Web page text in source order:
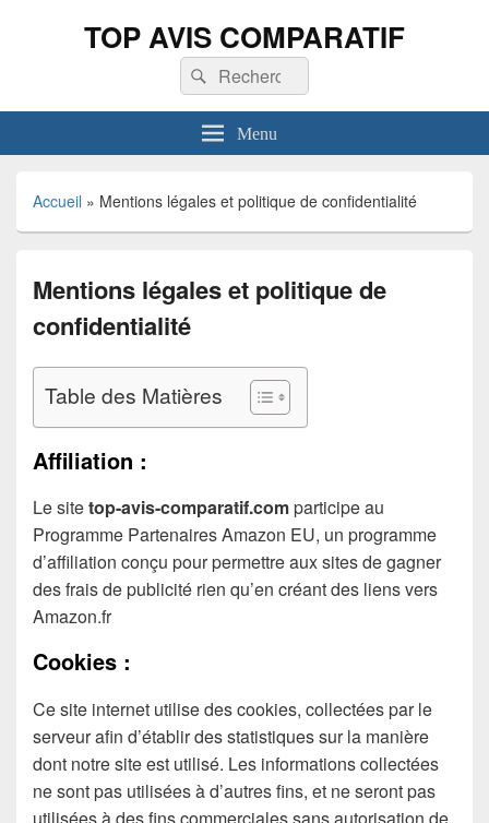
TOP AVIS COMPARATIF
Recherche :
Rechercher
Menu
Accueil » Mentions légales et politique de confidentialité
Mentions légales et politique de
confidentialité
Table des Matières
Affiliation :
Le sitetop-avis-comparatif.comparticipe au
Programme Partenaires Amazon EU, un programme
d’affiliation conçu pour permettre aux sites de gagner
des frais de publicité rien qu’en créant des liens vers
Amazon.fr
Cookies :
Ce site internet utilise des cookies, collectées par le
serveur afin d’établir des statistiques sur la manière
dont notre site est utilisé. Les informations collectées
ne sont pas utilisées à d’autres fins, et ne seront pas
utilisées à des fins commerciales sans autorisation de